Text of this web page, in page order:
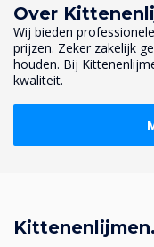
Over
Wij bieden
prijzen. Zeker zakelijk
houden. Bij
kwaliteit.